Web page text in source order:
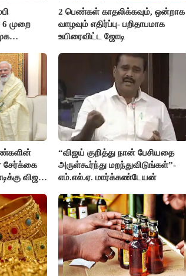
6 முறை
2 பெண்கள் காதலிக்கவும், ஒன்றாக
வாழவும் எதிர்ப்பு- பறிதாபமாக
உயிரைவிட்ட ஜோடி
சேர்க்கை
விஜய்
“விஜய் குறித்து நான் பேசியதை
அருள்கூர்ந்து மறந்துவிடுங்கள்”-
எம்.எல்.ஏ. மார்க்கண்டேயன்